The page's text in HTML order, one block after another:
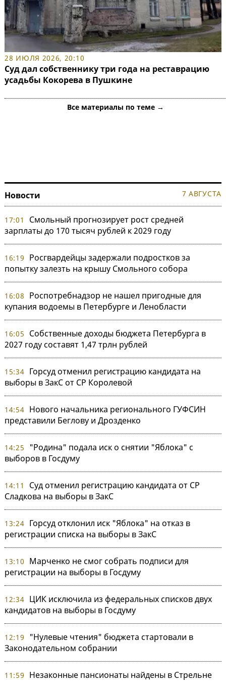
28 ИЮЛЯ 2026, 20:10
Суд дал собственнику три года на реставрацию
усадьбы Кокорева в Пушкине
Все материалы по теме →
Новости 7 АВГУСТА
17:01
Смольный прогнозирует рост средней
зарплаты до 170 тысяч рублей к 2029 году
16:19
Росгвардейцы задержали подростков за
попытку залезть на крышу Смольного собора
16:08
Роспотребнадзор не нашел пригодные для
купания водоемы в Петербурге и Ленобласти
16:05
Собственные доходы бюджета Петербурга в
2027 году составят 1,47 трлн рублей
15:34 Горсуд отменил регистрацию кандидата на
выборы в ЗакС от СР Королевой
14:54 Нового начальника регионального ГУФСИН
представили Беглову и Дрозденко
14:25
"Родина" подала иск о снятии "Яблока" с
выборов в Госдуму
14:11
Суд отменил регистрацию кандидата от СР
Сладкова на выборы в ЗакС
13:24 Горсуд отклонил иск "Яблока" на отказ в
регистрации списка на выборы в ЗакС
13:10
Марченко не смог собрать подписи для
регистрации на выборы в Госдуму
12:34 ЦИК исключила из федеральных списков двух
кандидатов на выборы в Госдуму
12:19
"Нулевые чтения" бюджета стартовали в
Законодательном собрании
11:59 Незаконные пансионаты найдены в Стрельне